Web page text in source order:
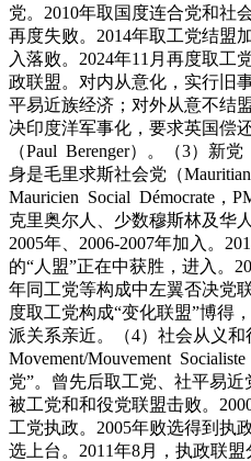
党。2010年取国度连合党和社
再度失败。2014年取工党结盟
入落败。2024年11月再度取工
政联盟。对内从意化，实行旧
平易近族经济；对外从意不结
决印度洋军事化，要求英国偿
（Paul Berenger）。（3）新
身是毛里求斯社会党（
Mauricien Social Démocrate，
克里奥尔人、少数穆斯林及华
2005年、2006-2007年加入。
的“人盟”正在中获胜，进入。
年同工党等构成中左翼否决党
度取工党构成“变化联盟”博得
派关系亲近。（4）社会从义和
Movement/Mouvement
党”。曾先后取工党、社平易
被工党和和役党联盟击败。
工党执政。2005年败选得到执
选上台。2011年8月，执政联